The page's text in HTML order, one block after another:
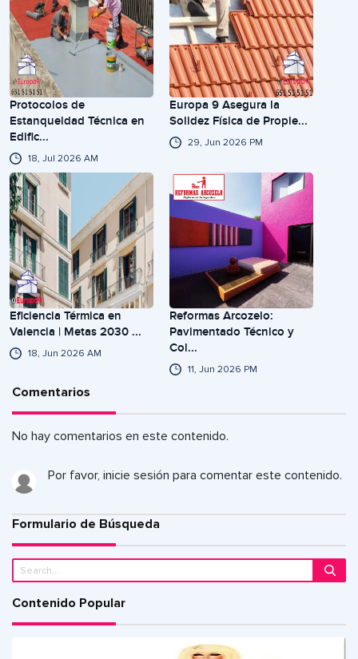
Protocolos de
Estanqueidad Técnica en
Edific...
18, Jul 2026 AM
Europa 9 Asegura la
Solidez Física de Propie...
29, Jun 2026 PM
Eficiencia Térmica en
Valencia | Metas 2030 ...
18, Jun 2026 AM
Reformas Arcozelo:
Pavimentado Técnico y
Col...
11, Jun 2026 PM
Comentarios
No hay comentarios en este contenido.
Por favor, inicie sesión para comentar este contenido.
Formulario de Búsqueda
Contenido Popular